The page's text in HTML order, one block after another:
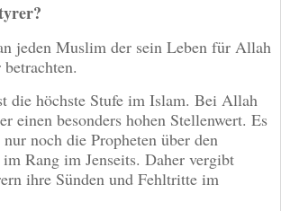
jeden Muslim der sein Leben für Allah
die höchste Stufe im Islam. Bei Allah
einen besonders hohen Stellenwert. Es
noch die Propheten über den
Rang im Jenseits. Daher vergibt
ihre Sünden und Fehltritte im